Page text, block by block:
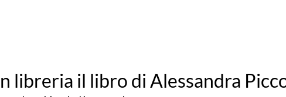
libreria il libro di Alessandra